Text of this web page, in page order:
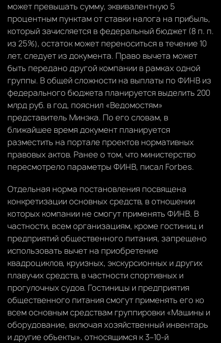
может превышать сумму, эквивалентную 5
процентным пунктам от ставки налога на прибыль,
который зачисляется в федеральный бюджет (8 п. п.
из 25%), остаток может переноситься в течение 10
лет, следует из документа. Право вычета может
быть передано другой компании в рамках одной
группы. В общей сложности на выплаты по ФИНВ из
федерального бюджета планируется выделить 200
млрд руб. в год, пояснил «Ведомостям»
представитель Минэка. По его словам, в
ближайшее время документ планируется
разместить на портале проектов нормативных
правовых актов. Ранее о том, что министерство
пересмотрело параметры ФИНВ, писал Forbes.
Отдельная норма постановления посвящена
конкретизации основных средств, в отношении
которых компании не смогут применять ФИНВ. В
частности, всем организациям, кроме гостиниц и
предприятий общественного питания, запрещено
использовать вычет на приобретение
квадроциклов, круизных, экскурсионных и других
плавучих средств, в частности спортивных и
прогулочных судов. Гостиницы и предприятия
общественного питания смогут применять его ко
всем основным средствам группировки «Машины и
оборудование, включая хозяйственный инвентарь
и другие объекты», относящимся к 3–10-й